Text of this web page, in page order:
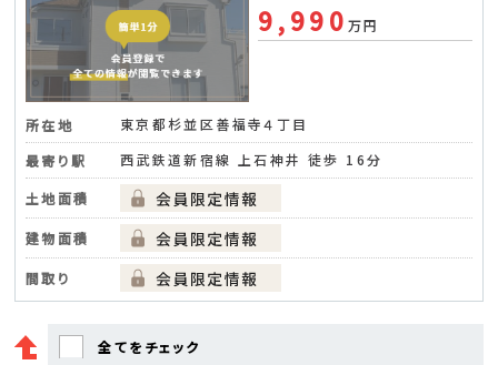
9,990万円
所在地
東京都杉並区善福寺４丁目
最寄り駅
西武鉄道新宿線 上石神井 徒歩 16分
土地面積
建物面積
間取り
全てをチェック